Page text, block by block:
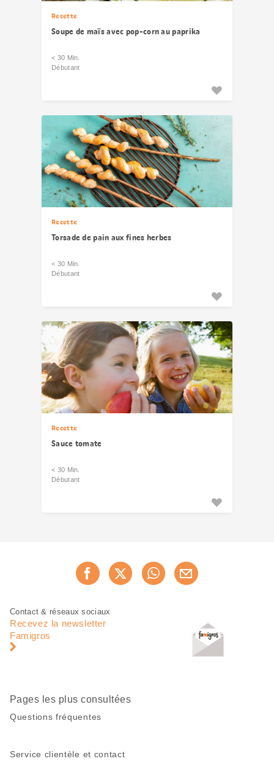
Recette
Soupe de maïs avec pop-corn au paprika
< 30 Min.
Débutant
Recette
Torsade de pain aux fines herbes
< 30 Min.
Débutant
Recette
Sauce tomate
< 30 Min.
Débutant
Recommander maintenant
Pied
page
Navigation
pied
Contact & réseaux sociaux
Recevez la newsletter
Famigros
Pages les plus consultées
Questions fréquentes
Service clientèle et contact